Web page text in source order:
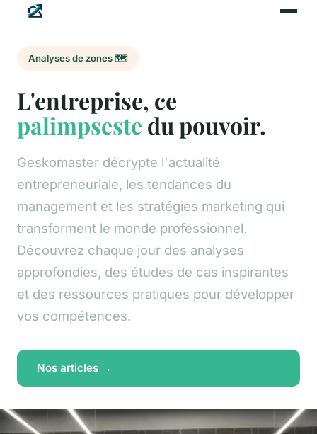
Analyses de zones 🗺️
L'entreprise, ce
palimpseste du pouvoir.
Geskomaster décrypte l'actualité
entrepreneuriale, les tendances du
management et les stratégies marketing qui
transforment le monde professionnel.
Découvrez chaque jour des analyses
approfondies, des études de cas inspirantes
et des ressources pratiques pour développer
vos compétences.
Nos articles →